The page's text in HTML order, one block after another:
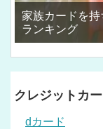
家族カードを
ランキング
クレジットカ
dカード